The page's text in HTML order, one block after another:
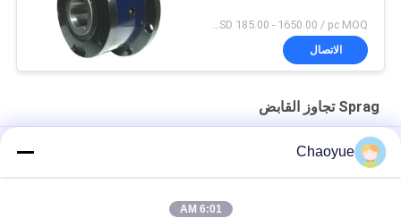
USD 185.00 - 1650.00 / pc MOQ:حاسب شخصي 1
الاتصال
Sprag تجاوز القابض
15100 نيوتن متر القطر الخارجي 310 ملم سبراغ تجاوز القابض الأسود
CKZF-C 700N.M 40 مم ID مخلب أحادي الاتجاه مدعوم
Chaoyue
6:01 AM